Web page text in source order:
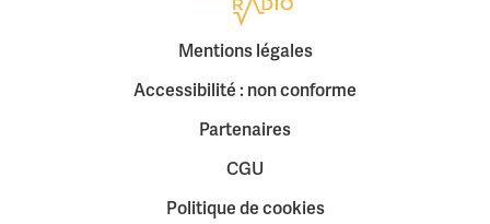
Retour à la page d'accueil
Mentions légales
Accessibilité : non conforme
Partenaires
CGU
Politique de cookies